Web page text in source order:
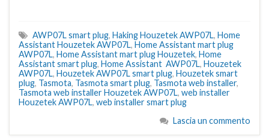
AWP07L smart plug, Haking Houzetek AWP07L, Home
Assistant Houzetek AWP07L, Home Assistant mart plug
AWP07L, Home Assistant mart plug Houzetek, Home
Assistant smart plug, Home Assistant AWP07L, Houzetek
AWP07L, Houzetek AWP07L smart plug, Houzetek smart
plug, Tasmota, Tasmota smart plug, Tasmota web installer,
Tasmota web installer Houzetek AWP07L, web installer
Houzetek AWP07L, web installer smart plug
Lascia un commento